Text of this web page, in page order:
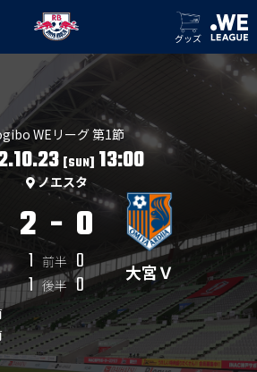
グッズ
WEリーグ 第1節
[SUN]13:00
ノエスタ
2 - 0
1 前半 0
1 後半 0 大宮Ｖ